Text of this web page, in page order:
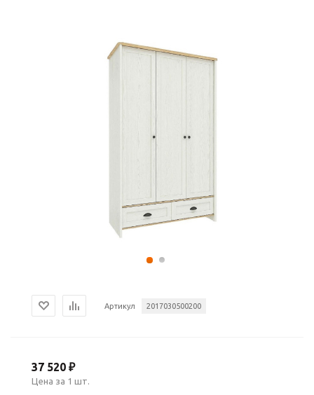
Артикул 2017030500200
37 520 ₽
Цена за 1 шт.